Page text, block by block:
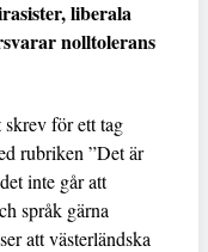
liberala
nolltolerans
för ett tag
rubriken ”Det är
inte går att
språk gärna
att västerländska